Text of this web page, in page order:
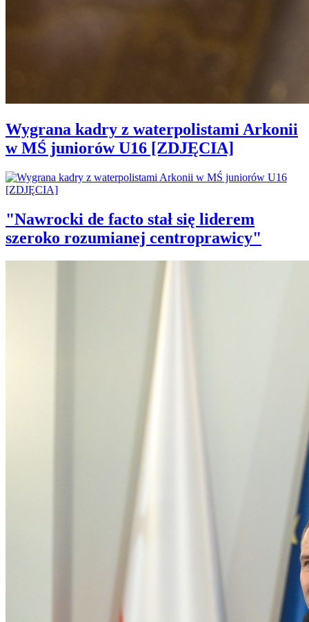
Wygrana kadry z waterpolistami Arkonii
w MŚ juniorów U16 [ZDJĘCIA]
"Nawrocki de facto stał się liderem
szeroko rozumianej centroprawicy"